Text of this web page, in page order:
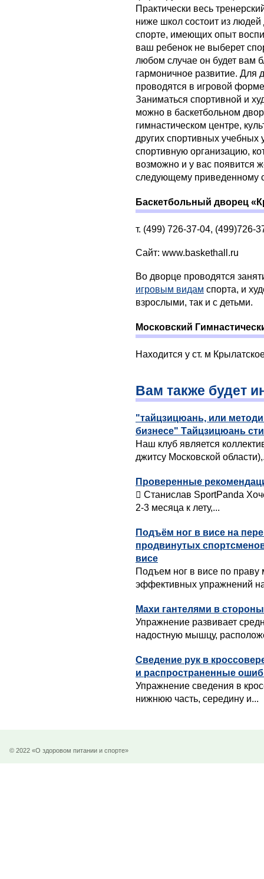
Практически весь
ниже школ состоит из людей
спорте, имеющих опыт
ваш ребенок не выберет
любом случае он будет вам
гармоничное развитие. Для
проводятся в игровой
Заниматься спортивной и
можно в баскетбольном
гимнастическом центре,
других спортивных
спортивную организацию,
возможно и у вас появится
следующему приведенному
Баскетбольный дворец
т. (499) 726-37-04, (499)726-
Сайт: www.baskethall.ru
Во дворце проводятся
игровым видам спорта, и
взрослыми, так и с детьми.
Московский
Находится у ст. м
Вам также будет
"тайцзицюань, или
бизнесе" Тайцзицюань
Наш клуб является
джитсу Московской
Проверенные
 Станислав SportPanda
2-3 месяца к лету,...
Подъём ног в висе на
продвинутых
висе
Подъем ног в висе по
эффективных упражнений
Махи гантелями в
Упражнение развивает
надостную мышцу,
Сведение рук в
и распространенные
Упражнение сведения в
нижнюю часть, середину и...
© 2022 «О здоровом питании и спорте»